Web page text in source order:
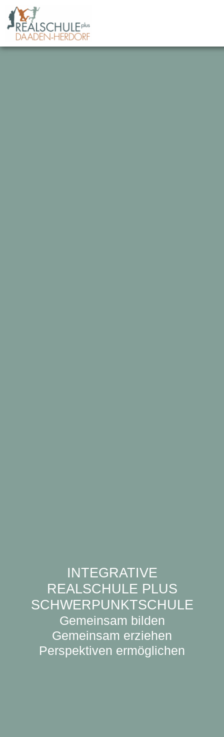
INTEGRATIVE
REALSCHULE PLUS
SCHWERPUNKTSCHULE
Gemeinsam bilden
Gemeinsam erziehen
Perspektiven ermöglichen